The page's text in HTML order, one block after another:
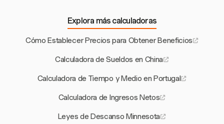
Explora más calculadoras
Cómo Establecer Precios para Obtener Beneficios
Calculadora de Sueldos en China
Calculadora de Tiempo y Medio en Portugal
Calculadora de Ingresos Netos
Leyes de Descanso Minnesota